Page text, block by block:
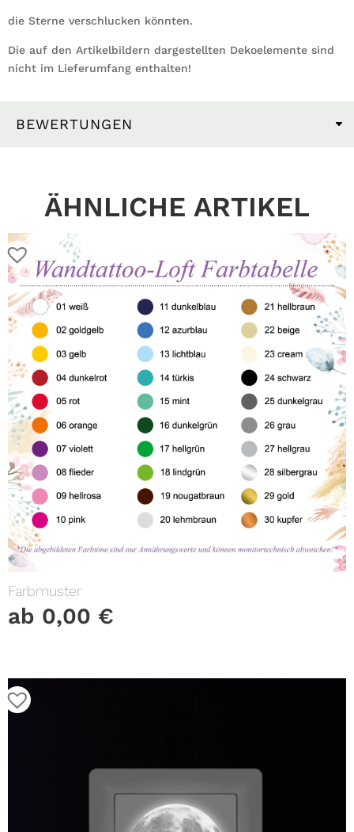
die Sterne verschlucken könnten.
Die auf den Artikelbildern dargestellten Dekoelemente sind
nicht im Lieferumfang enthalten!
BEWERTUNGEN
ÄHNLICHE ARTIKEL
Farbmuster
ab 0,00 €